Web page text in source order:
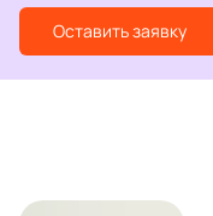
Оставить заявку